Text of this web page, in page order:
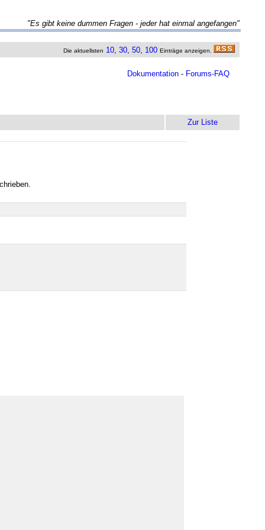
"Es gibt keine dummen Fragen - jeder hat einmal angefangen"
Die aktuellsten 10, 30, 50, 100 Einträge anzeigen.
Dokumentation - Forums-FAQ
Zur Liste